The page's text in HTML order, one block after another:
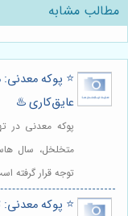
مطالب مشابه
⭐️ پوکه معدنی:
عایق‌کاری ♨️
پوکه معدنی در
متخلخل، سال
توجه قرار گرفته
⭐️ پوکه